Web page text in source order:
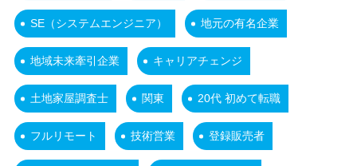
SE（システムエンジニア） 地元の有名企業
地域未来牽引企業 キャリアチェンジ
土地家屋調査士 関東 20代 初めて転職
フルリモート 技術営業 登録販売者